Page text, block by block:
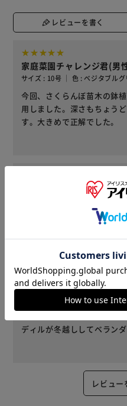
レビューを書く
家庭菜園チャレンジ君(男
サイズ : 10号 ｜ 色 : ベジタブルグ
今回、さくらんぼ苗木の鉢
用しました。深さもちょう
す。大きめで正解でした。
新米ばぁちゃん(女性)
サイズ : 10号 ｜ 色 : ベジタブル
家庭菜園用に購入しました
チェリー(女性)
サイズ : 10号 ｜ 色 : ベジタブル
ディルが冬越ししてベラン
レビュー